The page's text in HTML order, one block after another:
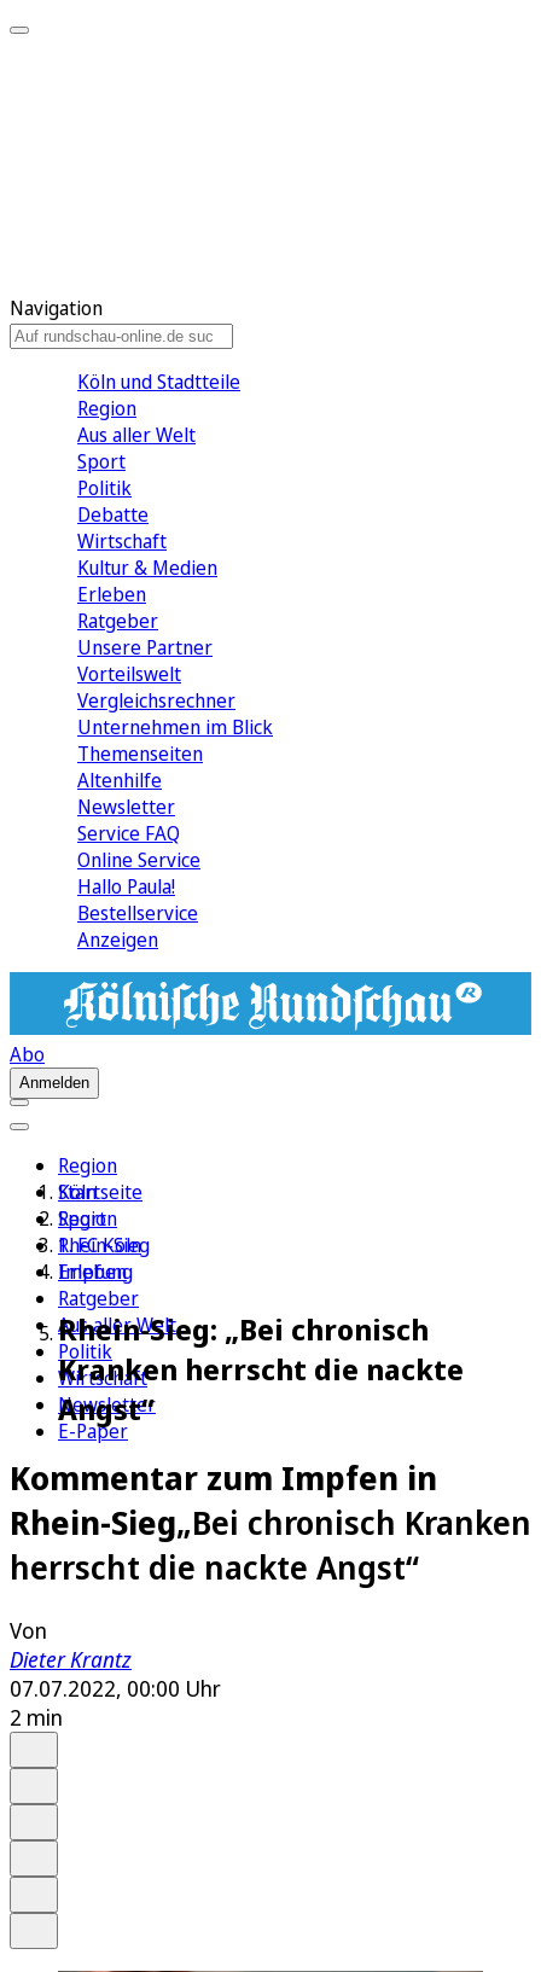
Navigation
Köln und Stadtteile
Region
Aus aller Welt
Sport
Politik
Debatte
Wirtschaft
Kultur & Medien
Erleben
Ratgeber
Unsere Partner
Vorteilswelt
Vergleichsrechner
Unternehmen im Blick
Themenseiten
Altenhilfe
Newsletter
Service FAQ
Online Service
Hallo Paula!
Bestellservice
Anzeigen
Abo
Anmelden
Region
Köln
Sport
1. FC Köln
Erleben
Ratgeber
Aus aller Welt
Politik
Wirtschaft
Newsletter
E-Paper
Startseite
Region
Rhein-Sieg
Impfung
Rhein-Sieg: „Bei chronisch
Kranken herrscht die nackte
Angst“
Kommentar zum Impfen in
Rhein-Sieg„Bei chronisch Kranken
herrscht die nackte Angst“
Von
Dieter Krantz
07.07.2022, 00:00 Uhr
2 min